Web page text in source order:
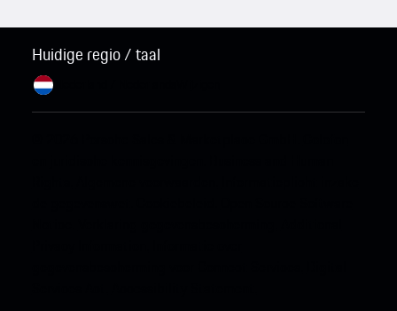
Huidige regio / taal